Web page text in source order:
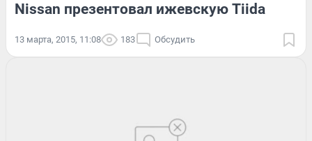
Nissan презентовал ижевскую Tiida
13 марта, 2015, 11:08 183 Обсудить